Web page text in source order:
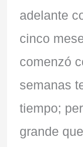
adelante
cinco
comenzó
semanas
tiempo;
grande